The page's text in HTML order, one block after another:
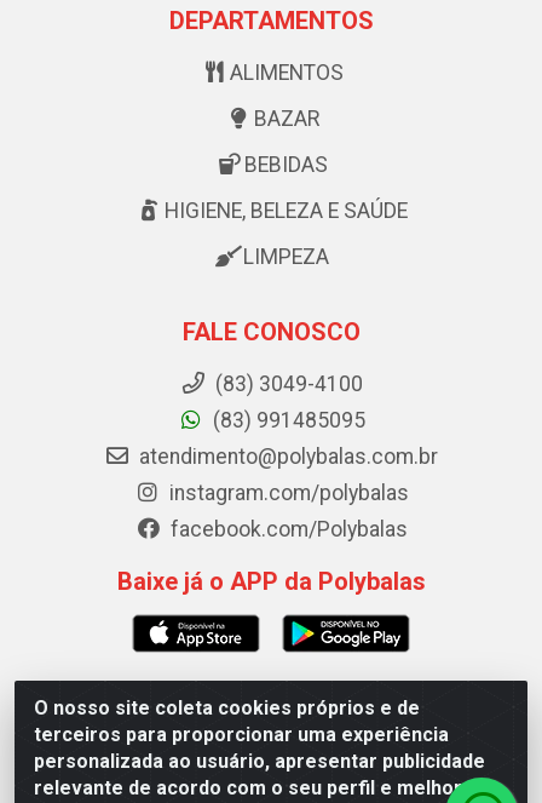
O nosso site coleta cookies próprios e de
terceiros para proporcionar uma experiência
personalizada ao usuário, apresentar publicidade
relevante de acordo com o seu perfil e melhorar a
DEPARTAMENTOS
ALIMENTOS
BAZAR
BEBIDAS
HIGIENE, BELEZA E SAÚDE
LIMPEZA
FALE CONOSCO
(83) 3049-4100
(83) 991485095
atendimento@polybalas.com.br
instagram.com/polybalas
facebook.com/Polybalas
Baixe já o APP da Polybalas
Polybalas - Rua João Miguel de Souza, 173 Galpão B -
Ernesto Geisel, João Pessoa/PB - CEP 58.075-075 - CNPJ
00.909.327/0002-61